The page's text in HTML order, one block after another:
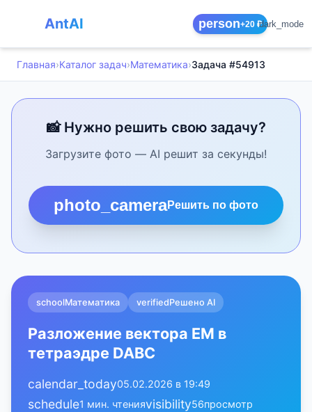
AntAI person+20 ₽dark_mode
Главная›Каталог задач›Математика›Задача #54913
📸 Нужно решить свою задачу?
Загрузите фото — AI решит за секунды!
photo_cameraРешить по фото
schoolМатематика verifiedРешено AI
Разложение вектора EM в
тетраэдре DABC
calendar_today05.02.2026 в 19:49
schedule1 мин. чтенияvisibility56просмотр